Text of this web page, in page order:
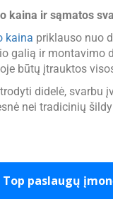
kaina ir sąmatos
kaina priklauso nuo
galią ir montavimo
būtų įtrauktos
didelė, svarbu
nei tradicinių
Top paslaugų